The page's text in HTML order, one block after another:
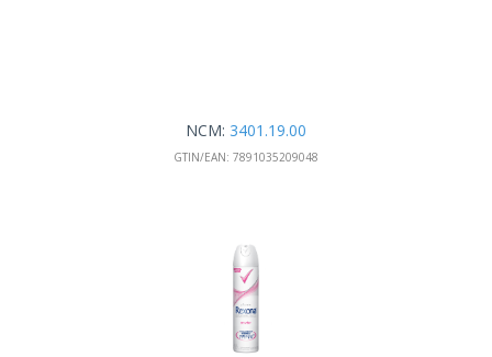
NCM: 3401.19.00
GTIN/EAN: 7891035209048